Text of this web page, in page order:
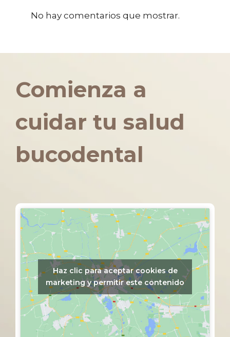
No hay comentarios que mostrar.
Comienza a
cuidar tu salud
bucodental
Haz clic para aceptar cookies de
marketing y permitir este contenido